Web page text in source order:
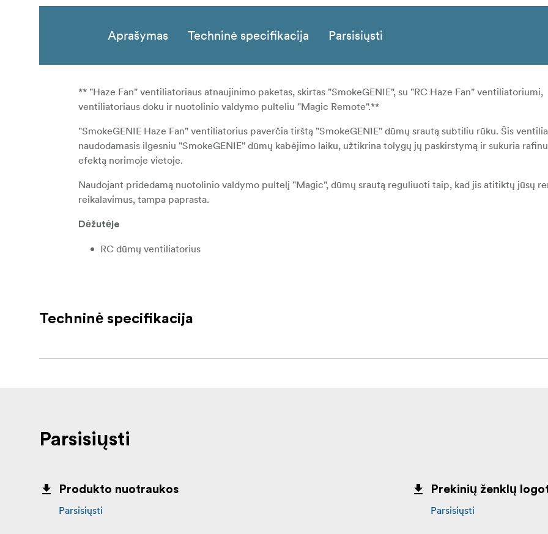
Aprašymas Techninė specifikacija Parsisiųsti
** "Haze Fan" ventiliatoriaus atnaujinimo paketas, skirtas "SmokeGENIE", su "RC Haze Fan" ventiliatoriumi,
ventiliatoriaus doku ir nuotolinio valdymo pulteliu "Magic Remote".**
"SmokeGENIE Haze Fan" ventiliatorius paverčia tirštą "SmokeGENIE" dūmų srautą subtiliu rūku. Šis
naudodamasis ilgesniu "SmokeGENIE" dūmų kabėjimo laiku, užtikrina tolygų jų paskirstymą ir sukuria
efektą norimoje vietoje.
Naudojant pridedamą nuotolinio valdymo pultelį "Magic", dūmų srautą reguliuoti taip, kad jis atitiktų jūsų
reikalavimus, tampa paprasta.
Dėžutėje
RC dūmų ventiliatorius
Pastaba: Reikalinga viena 18650 baterija (NĖRA ĮSKAIČIUOTA).
Techninė specifikacija
Parsisiųsti
Produkto nuotraukos
Parsisiųsti
Prekinių ženklų
Parsisiųsti